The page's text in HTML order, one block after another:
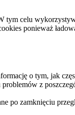
celu
ponieważ
o tym, jak
z
po zamknięciu